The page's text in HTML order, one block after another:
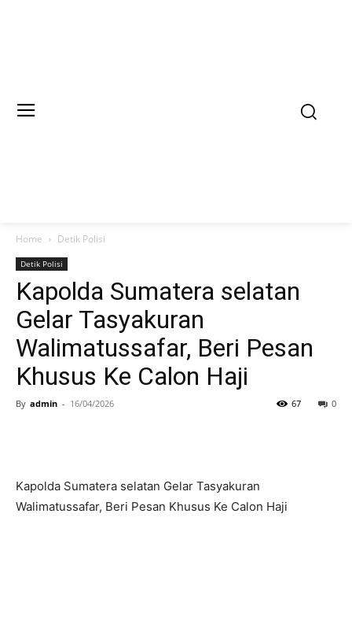
Home Detik Polisi
Detik Polisi
Kapolda Sumatera selatan
Gelar Tasyakuran
Walimatussafar, Beri Pesan
Khusus Ke Calon Haji
By admin - 16/04/2026 0
67
Kapolda Sumatera selatan Gelar Tasyakuran
Walimatussafar, Beri Pesan Khusus Ke Calon Haji